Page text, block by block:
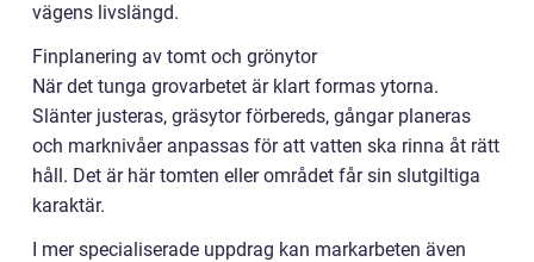
vägens livslängd.
Finplanering av tomt och grönytor
När det tunga grovarbetet är klart formas ytorna.
Slänter justeras, gräsytor förbereds, gångar planeras
och marknivåer anpassas för att vatten ska rinna åt rätt
håll. Det är här tomten eller området får sin slutgiltiga
karaktär.
I mer specialiserade uppdrag kan markarbeten även